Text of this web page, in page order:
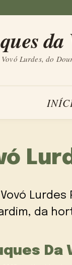
Lurdes, do
Vovó
da
Da